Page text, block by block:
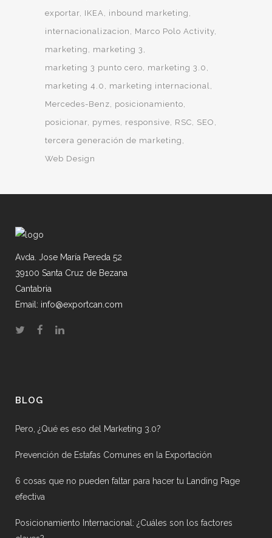
exportar IKEA
inbound marketing
internacionalizacion
Marco Polo Activity
marketing
marketing 3
marketing 3 punto cero
marketing 3.0
marketing 4.0
marketing internacional
Mercedes-Benz
posicionamiento
posicionar pymes responsive RSC
SEO
tercera generación de marketing
Web Design
Avda. Jose María Pereda 52
39100 Santa Cruz de Bezana
Cantabria
Email: info@exportcan.com
BLOG
Pero, ¿Qué es eso del Marketing 3.0?
Prevención de Estafas Comunes en la Exportación
6 cosas que no pueden faltar para hacer tu Landing Page
efectiva
Posicionamiento Internacional: ¿Cuáles son los factores